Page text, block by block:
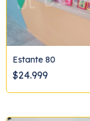
Estante 80
$24.999